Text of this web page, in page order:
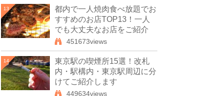
13
都内で一人焼肉食べ放題でお
すすめのお店TOP13！一人
でも大丈夫なお店をご紹介
451673views
14
東京駅の喫煙所15選！改札
内・駅構内・東京駅周辺に分
けてご紹介します
449634views